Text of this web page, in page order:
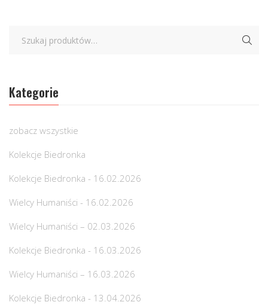
Kategorie
zobacz wszystkie
Kolekcje Biedronka
Kolekcje Biedronka - 16.02.2026
Wielcy Humaniści - 16.02.2026
Wielcy Humaniści – 02.03.2026
Kolekcje Biedronka - 16.03.2026
Wielcy Humaniści – 16.03.2026
Kolekcje Biedronka - 13.04.2026